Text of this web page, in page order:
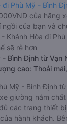
đi Phù Mỹ - Bình
của hãng
của bạn và
Khánh Hòa đi
sẽ rẻ hơn
Bình Định từ Vạn
cao: Thoải
Mỹ - Bình Định
giường nằm
các trang thiết
hành khách.